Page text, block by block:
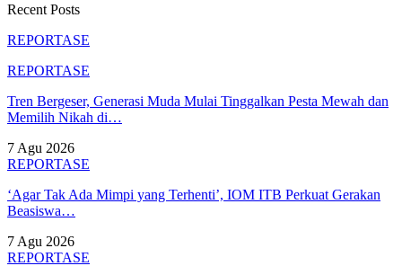
Recent Posts
REPORTASE
REPORTASE
Tren Bergeser, Generasi Muda Mulai Tinggalkan Pesta Mewah dan
Memilih Nikah di…
7 Agu 2026
REPORTASE
‘Agar Tak Ada Mimpi yang Terhenti’, IOM ITB Perkuat Gerakan
Beasiswa…
7 Agu 2026
REPORTASE